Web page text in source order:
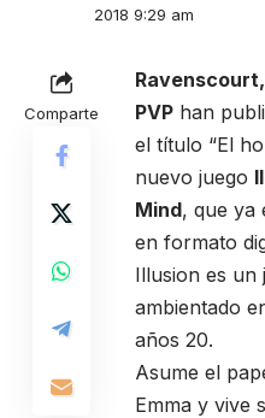
2018 9:29 am
Comparte
PVP han
el título “El
nuevo juego
Mind, que ya
en formato
Illusion es un
ambientado
años 20.
Asume el
Emma y vive